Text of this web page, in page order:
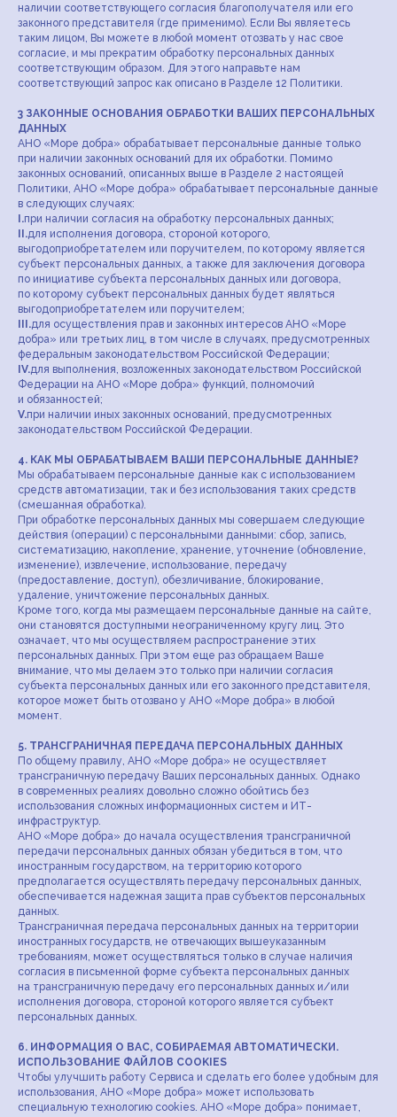
наличии соответствующего согласия благополучателя или его
законного представителя (где применимо). Если Вы являетесь
таким лицом, Вы можете в любой момент отозвать у нас свое
согласие, и мы прекратим обработку персональных данных
соответствующим образом. Для этого направьте нам
соответствующий запрос как описано в Разделе 12 Политики.
3 ЗАКОННЫЕ ОСНОВАНИЯ ОБРАБОТКИ ВАШИХ ПЕРСОНАЛЬНЫХ
ДАННЫХ
АНО «Море добра» обрабатывает персональные данные только
при наличии законных оснований для их обработки. Помимо
законных оснований, описанных выше в Разделе 2 настоящей
Политики, АНО «Море добра» обрабатывает персональные данные
в следующих случаях:
I.при наличии согласия на обработку персональных данных;
II.для исполнения договора, стороной которого,
выгодоприобретателем или поручителем, по которому является
субъект персональных данных, а также для заключения договора
по инициативе субъекта персональных данных или договора,
по которому субъект персональных данных будет являться
выгодоприобретателем или поручителем;
III.для осуществления прав и законных интересов АНО «Море
добра» или третьих лиц, в том числе в случаях, предусмотренных
федеральным законодательством Российской Федерации;
IV.для выполнения, возложенных законодательством Российской
Федерации на АНО «Море добра» функций, полномочий
и обязанностей;
V.при наличии иных законных оснований, предусмотренных
законодательством Российской Федерации.
4. КАК МЫ ОБРАБАТЫВАЕМ ВАШИ ПЕРСОНАЛЬНЫЕ ДАННЫЕ?
Мы обрабатываем персональные данные как с использованием
средств автоматизации, так и без использования таких средств
(смешанная обработка).
При обработке персональных данных мы совершаем следующие
действия (операции) с персональными данными: сбор, запись,
систематизацию, накопление, хранение, уточнение (обновление,
изменение), извлечение, использование, передачу
(предоставление, доступ), обезличивание, блокирование,
удаление, уничтожение персональных данных.
Кроме того, когда мы размещаем персональные данные на сайте,
они становятся доступными неограниченному кругу лиц. Это
означает, что мы осуществляем распространение этих
персональных данных. При этом еще раз обращаем Ваше
внимание, что мы делаем это только при наличии согласия
субъекта персональных данных или его законного представителя,
которое может быть отозвано у АНО «Море добра» в любой
момент.
5. ТРАНСГРАНИЧНАЯ ПЕРЕДАЧА ПЕРСОНАЛЬНЫХ ДАННЫХ
По общему правилу, АНО «Море добра» не осуществляет
трансграничную передачу Ваших персональных данных. Однако
в современных реалиях довольно сложно обойтись без
использования сложных информационных систем и ИТ-
инфраструктур.
АНО «Море добра» до начала осуществления трансграничной
передачи персональных данных обязан убедиться в том, что
иностранным государством, на территорию которого
предполагается осуществлять передачу персональных данных,
обеспечивается надежная защита прав субъектов персональных
данных.
Трансграничная передача персональных данных на территории
иностранных государств, не отвечающих вышеуказанным
требованиям, может осуществляться только в случае наличия
согласия в письменной форме субъекта персональных данных
на трансграничную передачу его персональных данных и/или
исполнения договора, стороной которого является субъект
персональных данных.
6. ИНФОРМАЦИЯ О ВАС, СОБИРАЕМАЯ АВТОМАТИЧЕСКИ.
ИСПОЛЬЗОВАНИЕ ФАЙЛОВ COOKIES
Чтобы улучшить работу Сервиса и сделать его более удобным для
использования, АНО «Море добра» может использовать
специальную технологию cookies. АНО «Море добра» понимает,